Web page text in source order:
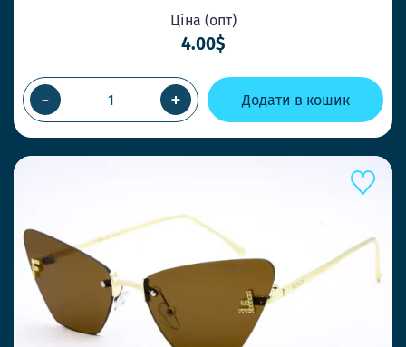
Ціна (опт)
4.00$
- + Додати в кошик